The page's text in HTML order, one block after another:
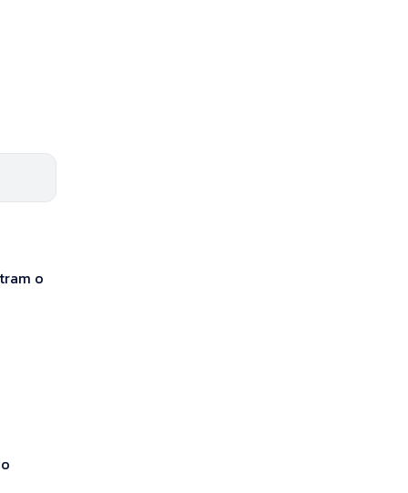
o